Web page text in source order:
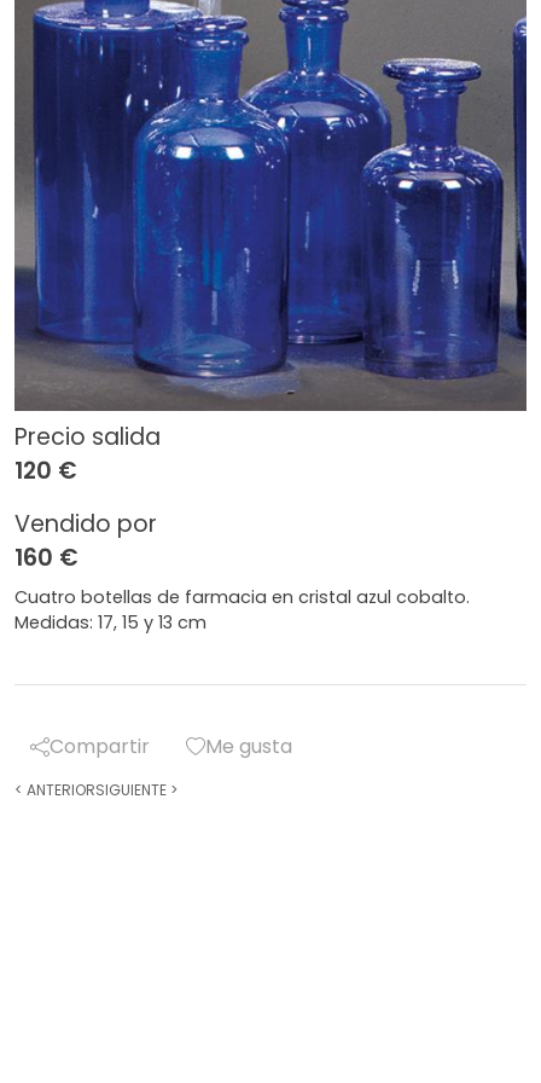
Precio salida
120 €
Vendido por
160 €
Cuatro botellas de farmacia en cristal azul cobalto.
Medidas: 17, 15 y 13 cm
Compartir Me gusta
< ANTERIORSIGUIENTE >